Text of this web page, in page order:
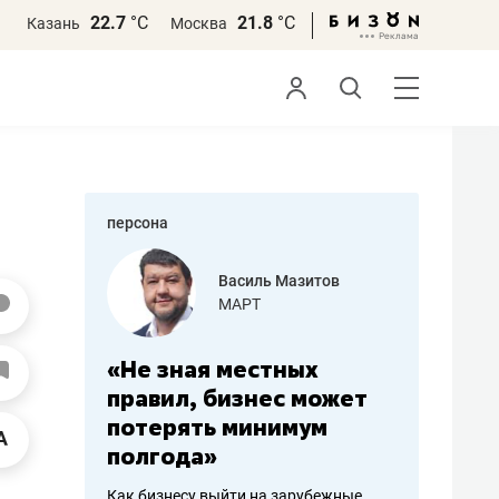
Казань 22.7 °С Москва 21.8 °С
персона
работа
Василь Мазитов
МАРТ
«Не зная местных
правил, бизнес может
потерять минимум
полгода»